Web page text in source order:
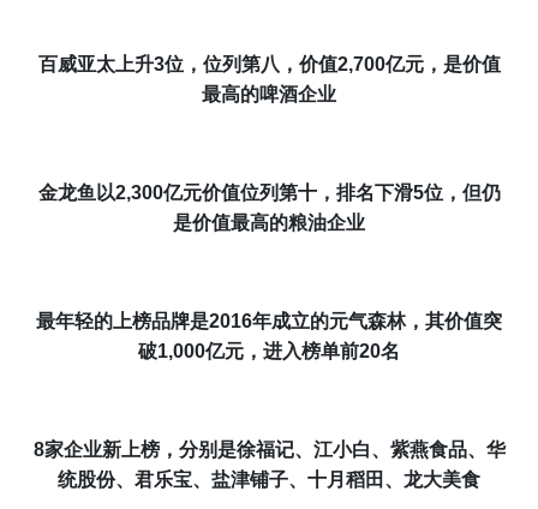
百威亚太上升3位，位列第八，价值2,700亿元，是价值
最高的啤酒企业
金龙鱼以2,300亿元价值位列第十，排名下滑5位，但仍
是价值最高的粮油企业
最年轻的上榜品牌是2016年成立的元气森林，其价值突
破1,000亿元，进入榜单前20名
8家企业新上榜，分别是徐福记、江小白、紫燕食品、华
统股份、君乐宝、盐津铺子、十月稻田、龙大美食